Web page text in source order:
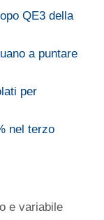
QE3 della
a puntare
per
nel terzo
e variabile